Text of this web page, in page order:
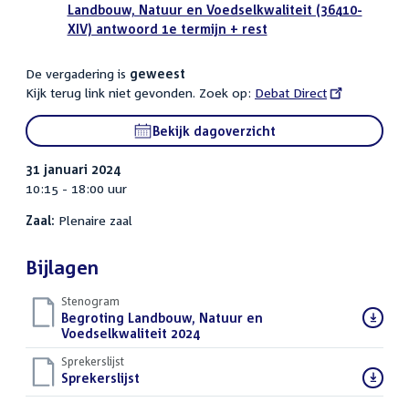
Voortgangsstatus
plenaire
activiteit
Landbouw, Natuur en Voedselkwaliteit (36410-
XIV) antwoord 1e termijn + rest
De vergadering is geweest
Kijk terug link niet gevonden. Zoek op: External
link:
Debat Direct
Bekijk dagoverzicht
31 januari 2024
10:15 - 18:00 uur
Zaal: Plenaire zaal
Bijlagen
Stenogram
Download
bestand:
Begroting Landbouw, Natuur en
Voedselkwaliteit 2024()
Sprekerslijst
Download
bestand:
Sprekerslijst